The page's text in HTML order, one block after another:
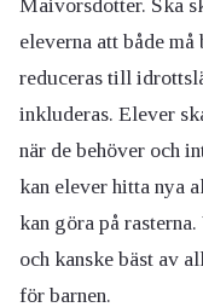
Maivorsdotter. Ska
eleverna att både
reduceras till
inkluderas. Elever
när de behöver och
kan elever hitta nya
kan göra på
och kanske bäst av
för barnen.